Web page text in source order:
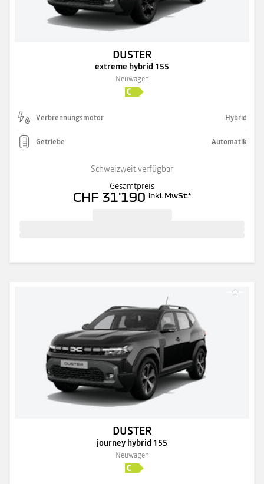
DUSTER
extreme hybrid 155
Neuwagen
Verbrennungsmotor Hybrid
Getriebe Automatik
Schweizweit verfügbar
Gesamtpreis
CHF 31'190 inkl. MwSt.*
DUSTER
journey hybrid 155
Neuwagen